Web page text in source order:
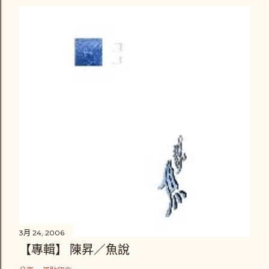
3月 24, 2006
【專輯】 陳昇／魚說